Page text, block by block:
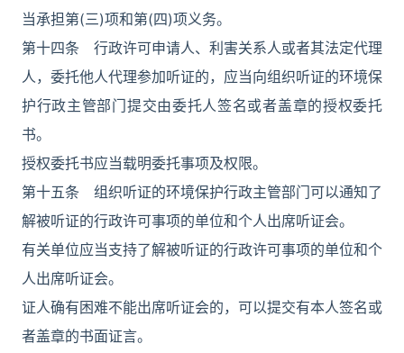
当承担第(三)项和第(四)项义务。
第十四条 行政许可申请人、利害关系人或者其法定代理
人，委托他人代理参加听证的，应当向组织听证的环境保
护行政主管部门提交由委托人签名或者盖章的授权委托
书。
授权委托书应当载明委托事项及权限。
第十五条 组织听证的环境保护行政主管部门可以通知了
解被听证的行政许可事项的单位和个人出席听证会。
有关单位应当支持了解被听证的行政许可事项的单位和个
人出席听证会。
证人确有困难不能出席听证会的，可以提交有本人签名或
者盖章的书面证言。